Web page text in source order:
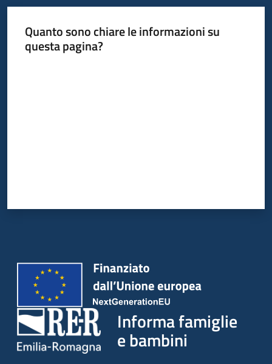
Quanto sono chiare le informazioni su
questa pagina?
Informa famiglie
e bambini